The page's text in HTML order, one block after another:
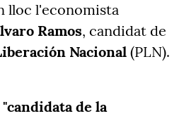
lloc l'economista
Ramos, candidat de
Nacional (PLN).
"candidata de la